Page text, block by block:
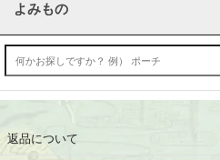
よみもの
返品について